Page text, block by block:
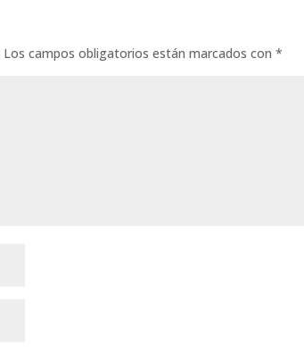
Los campos obligatorios están marcados con*